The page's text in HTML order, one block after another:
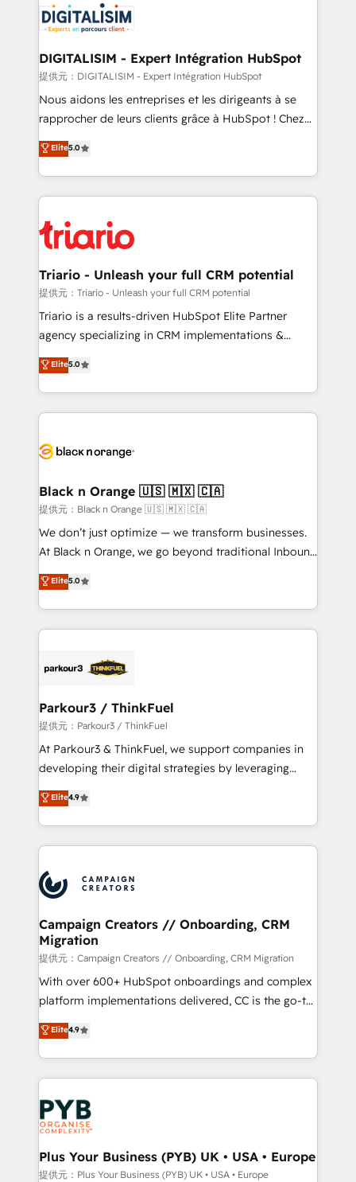
business up for long-term success. Unlock your
business. If not now, when?
for driving growth. They are committed to helping
our customers grow and finding solutions that fit
their unique business needs. We are thrilled to have
Blue Frog in the HubSpot ecosystem leading the
way for customers!" - Yamini Rangan, CEO of
HubSpot “Our experience with the team at Blue Frog
of experience and quality of skilled staff has earned
them a trusted reputation within the HubSpot
clients.” - Brian Garvey, VP, Solutions Partner
Program, HubSpot.
DIGITALISIM - Expert Intégration HubSpot
提供元：DIGITALISIM - Expert Intégration HubSpot
Nous aidons les entreprises et les dirigeants à se
rapprocher de leurs clients grâce à HubSpot ! Chez
DIGITALISIM, nous avons l'intime conviction que la
réussite des entreprises passe par l’innovation web,
le marketing digital, et la relation client ! C'est
pourquoi, nos experts sont à la fois capables de
référencement, votre stratégie digitale et le pilotage
et l'intégration d'HubSpot ! Les grandes phases d'un
projet HubSpot avec DIGITALISIM : 🧽 Nettoyage,
migration et intégration des bases de données. 🚀
Développement des interfaces avec vos logiciels
Book Process & Guidelines utilisateurs 🎓
Formations des utilisateurs
Elite5.0
Triario - Unleash your full CRM potential
提供元：Triario - Unleash your full CRM potential
Triario is a results-driven HubSpot Elite Partner
agency specializing in CRM implementations &
migrations, Revenue Operations, Custom
Integrations, Custom AI agents and AI-ready Website
Design With over 15 years of experience, we help
companies bridge the gap between marketing, sales,
data hygiene, and tailored HubSpot solutions. Our
a global consultancy with the care and agility of a
boutique firm. At Triario, we’re big enough to deliver
but small enough to listen. Our Services: HubSpot
implementations & data migration Custom AI agents
Website design Let’s turn your CRM into your growth
engine!
Elite5.0
Black n Orange 🇺🇸 🇲🇽 🇨🇦
提供元：Black n Orange 🇺🇸 🇲🇽 🇨🇦
We don’t just optimize — we transform businesses.
At Black n Orange, we go beyond traditional Inbound
Marketing with our exclusive methodologies:
BOOMS and BOOST. Together, they form a powerful
combination that has driven success for over 800
businesses worldwide. As Elite HubSpot Partners, we
strategies that integrate data-driven marketing,
companies scale faster and smarter. 🔹 BOOMS:
Demand generation for all your buyers With BOOMS,
you invest in 100% of your buyers, accelerating your
growth and positioning yourself as an undisputed
transformation process A methodology designed to
implement HubSpot effectively and optimize your
record of business transformation, our growth-first
approach has helped brands dominate their
Elite5.0
Parkour3 / ThinkFuel
提供元：Parkour3 / ThinkFuel
At Parkour3 & ThinkFuel, we support companies in
developing their digital strategies by leveraging
technologies and automating their marketing and
sales processes to generate growth. Our offer spans
from Strategy to Operations. We specialize in CRM
onboarding and implementation, web design, sales
extensive experience working with tech companies
and manufacturers since 2002, we are committed to
empowering our clients and developing their
autonomy. Get to grips with HubSpot through
guided implementation and seamless integration of
the CRM platform into your digital ecosystem. Would
you like support in deploying your inbound
to your needs and sales objectives. With 125+
certifications, we are part of the most certified
services are offered in both English & French.
Elite4.9
Campaign Creators // Onboarding, CRM
Migration
提供元：Campaign Creators // Onboarding, CRM Migration
With over 600+ HubSpot onboardings and complex
platform implementations delivered, CC is the go-to
Elite Solutions Partner for businesses ready to
migrate, replatform, and scale smarter. We specialize
in high-impact CRM and CMS migrations and
onboarding from platforms like Salesforce, NetSuite,
Zoho, Pardot, Marketo, Microsoft Dynamics, Wix,
WordPress and legacy CRMs, turning fragmented
systems into unified, growth-ready HubSpot
architectures that accelerate revenue operations and
performance. - Multi-object CRM migration, cleanup,
Elite4.9
Plus Your Business (PYB) UK • USA • Europe
提供元：Plus Your Business (PYB) UK • USA • Europe